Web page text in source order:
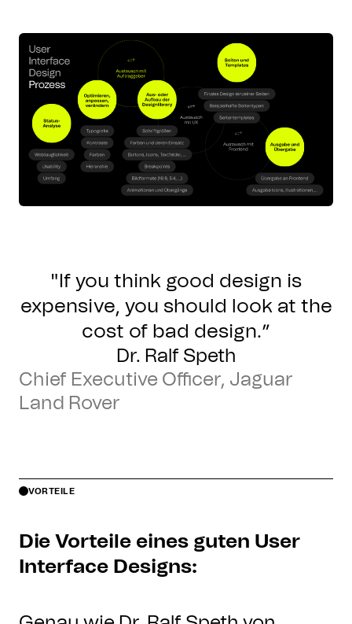
"If you think good design is
expensive, you should look at the
cost of bad design.”
Dr. Ralf Speth
Chief Executive Officer, Jaguar
Land Rover
VORTEILE
Die Vorteile eines guten User
Interface Designs: